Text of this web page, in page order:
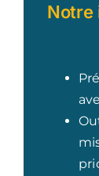
Notre